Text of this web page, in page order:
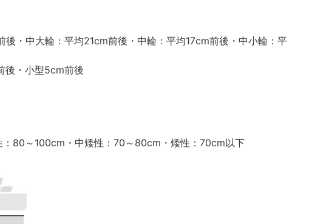
・中大輪：平均21cm前後・中輪：平均17cm前後・中小輪：平
後・小型5cm前後
80～100cm・中矮性：70～80cm・矮性：70cm以下